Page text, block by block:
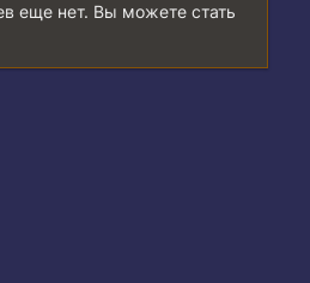
еще нет. Вы можете стать